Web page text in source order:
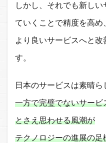
しかし、それでも新し
ていくことで精度を高め
より良いサービスへと改
す。
日本のサービスは素晴ら
一方で完璧でないサー
とさえ思わせる風潮が
テクノロジーの進展の